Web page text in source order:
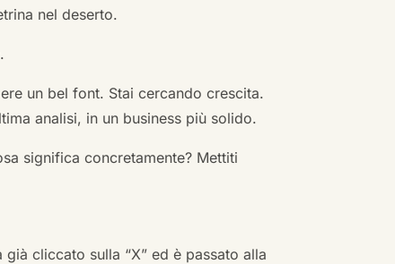
nel deserto.
un bel font. Stai cercando crescita.
analisi, in un business più solido.
significa concretamente? Mettiti
cliccato sulla “X” ed è passato alla